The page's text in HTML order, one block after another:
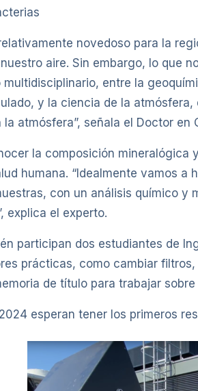
novedoso para la
aire. Sin embargo, lo que
entre la
y la ciencia de la
atmósfera”, señala el Doctor en
la composición
humana. “Idealmente vamos
con un análisis químico
explica el experto.
participan dos estudiantes de
prácticas, como cambiar
de título para trabajar
esperan tener los primeros